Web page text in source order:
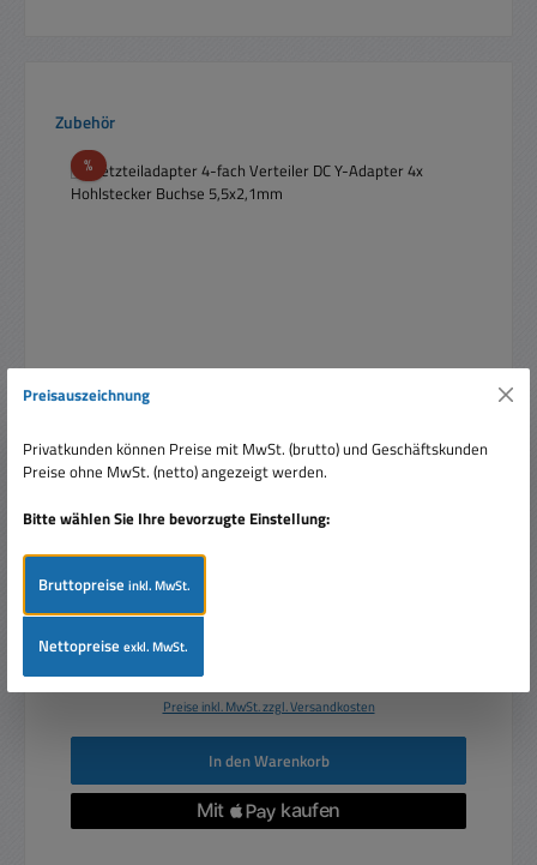
Produktgalerie überspringen
Zubehör
%Rabatt
Netzteiladapter 4-fach Verteiler DC Y-Adapter 4x
Hohlstecker Buchse 5,5x2,1mm
Verkaufspreis:
68,00 €
Preise inkl. MwSt. zzgl. Versandkosten
In den Warenkorb
Preisauszeichnung
Privatkunden können Preise mit MwSt. (brutto) und Geschäftskunden
Preise ohne MwSt. (netto) angezeigt werden.
Bitte wählen Sie Ihre bevorzugte Einstellung:
Bruttopreiseinkl. MwSt.
Nettopreiseexkl. MwSt.